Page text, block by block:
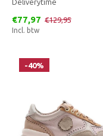
Deliverytime
€77,97 €129,95
Incl. btw
-40%